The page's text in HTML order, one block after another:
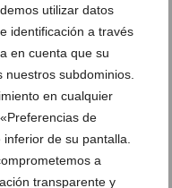
utilizar datos
identificación a través
en cuenta que su
subdominios.
en cualquier
de
de su pantalla.
a
transparente y